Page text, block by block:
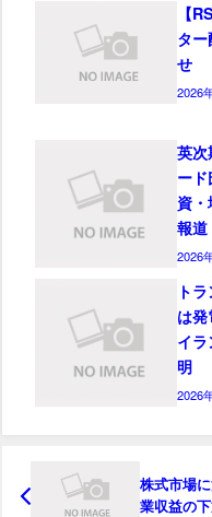
【
タ
せ
2026
英次
ー
資・
報道
2026
ト
は
イ
明
2026
株式市場
業収益の